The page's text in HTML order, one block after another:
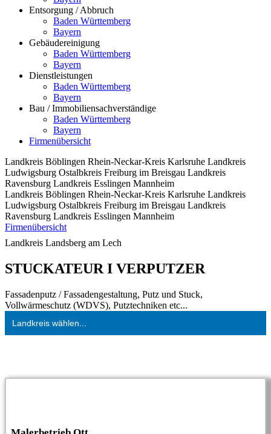
Entsorgung / Abbruch
Baden Württemberg
Bayern
Gebäudereinigung
Baden Württemberg
Bayern
Dienstleistungen
Baden Württemberg
Bayern
Bau / Immobiliensachverständige
Baden Württemberg
Bayern
Firmenübersicht
Landkreis Böblingen Rhein-Neckar-Kreis Karlsruhe Landkreis
Ludwigsburg Ostalbkreis Freiburg im Breisgau Landkreis
Ravensburg Landkreis Esslingen Mannheim
Landkreis Böblingen Rhein-Neckar-Kreis Karlsruhe Landkreis
Ludwigsburg Ostalbkreis Freiburg im Breisgau Landkreis
Ravensburg Landkreis Esslingen Mannheim
Firmenübersicht
Landkreis Landsberg am Lech
STUCKATEUR I VERPUTZER
Fassadenputz / Fassadengestaltung, Putz und Stuck,
Vollwärmeschutz (WDVS), Putztechniken etc...
Landkreis wählen...